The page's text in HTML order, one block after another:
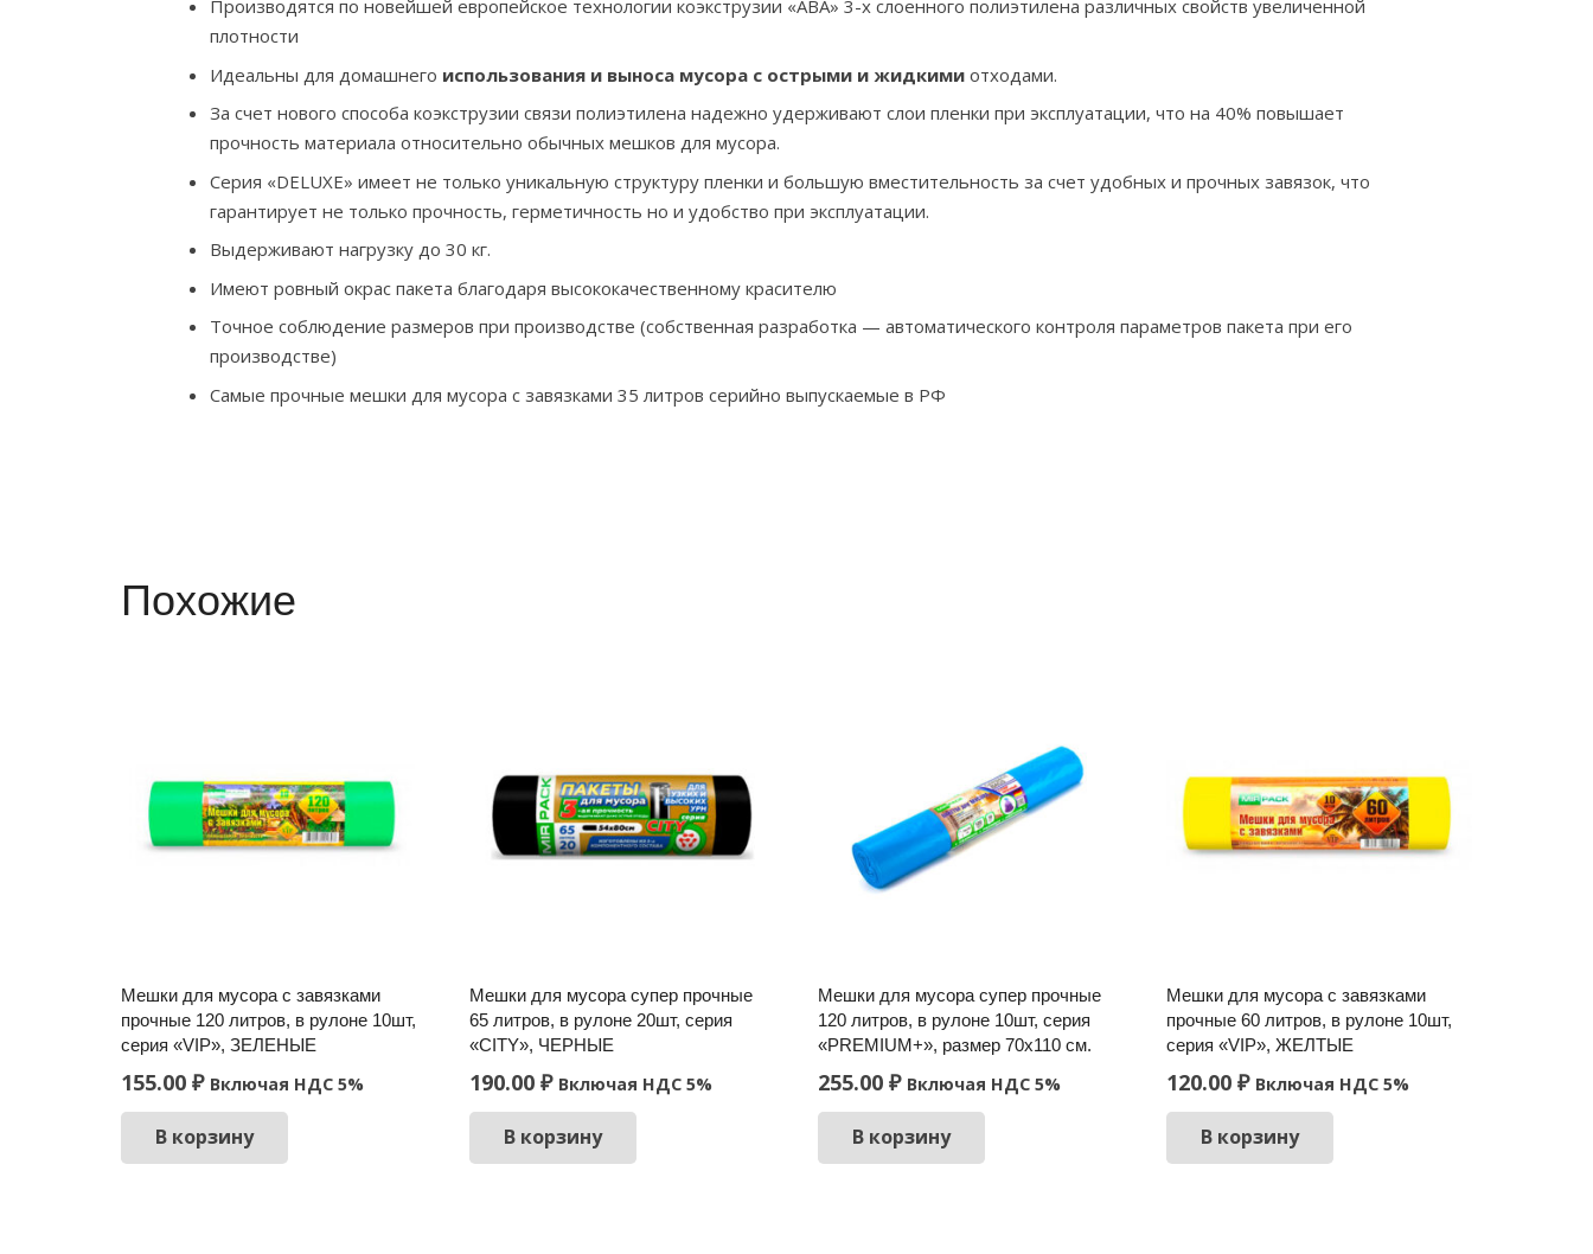
серия
размер
50*60
см
Производятся по новейшей европейское технологии коэкструзии «АВА» 3-х слоенного полиэтилена различных свойств увеличенной
плотности
Идеальны для домашнего использования и выноса мусора с острыми и жидкими отходами.
За счет нового способа коэкструзии связи полиэтилена надежно удерживают слои пленки при эксплуатации, что на 40% повышает
прочность материала относительно обычных мешков для мусора.
Серия «DELUXE» имеет не только уникальную структуру пленки и большую вместительность за счет удобных и прочных завязок, что
гарантирует не только прочность, герметичность но и удобство при эксплуатации.
Выдерживают нагрузку до 30 кг.
Имеют ровный окрас пакета благодаря высококачественному красителю
Точное соблюдение размеров при производстве (собственная разработка — автоматического контроля параметров пакета при его
производстве)
Самые прочные мешки для мусора с завязками 35 литров серийно выпускаемые в РФ
Похожие
Мешки для мусора с завязками
прочные 120 литров, в рулоне 10шт,
серия «VIP», ЗЕЛЕНЫЕ
155.00 ₽ Включая НДС 5%
В корзину
Мешки для мусора супер прочные
65 литров, в рулоне 20шт, серия
«CITY», ЧЕРНЫЕ
190.00 ₽ Включая НДС 5%
В корзину
Мешки для мусора супер прочные
120 литров, в рулоне 10шт, серия
«PREMIUM+», размер 70х110 см.
255.00 ₽ Включая НДС 5%
В корзину
Мешки для мусора с завязками
прочные 60 литров, в рулоне 10шт,
серия «VIP», ЖЕЛТЫЕ
120.00 ₽ Включая НДС 5%
В корзину